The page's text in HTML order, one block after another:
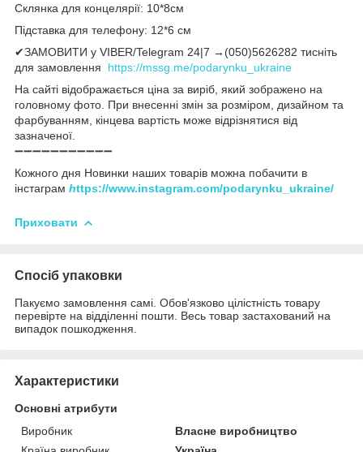
Склянка для концелярії: 10*8см
Підставка для телефону: 12*6 см
✔ЗАМОВИТИ у VIBER/Telegram 24|7 →(050)5626282 тисніть
для замовлення https://mssg.me/podarynku_ukraine
На сайті відображається ціна за виріб, який зображено на
головному фото. При внесенні змін за розміром, дизайном та
фарбуванням, кінцева вартість може відрізнятися від
зазначеної.
➖➖➖➖➖➖➖➖➖➖➖
Кожного дня Новинки наших товарів можна побачити в
інстаграм https://www.instagram.com/podarynku_ukraine/
Приховати
Спосіб упаковки
Пакуємо замовлення самі. Обов'язково цілістність товару
перевірте на відділенні пошти. Весь товар застахований на
випадок пошкодження.
Характеристики
Основні атрибути
Виробник
Власне виробництво